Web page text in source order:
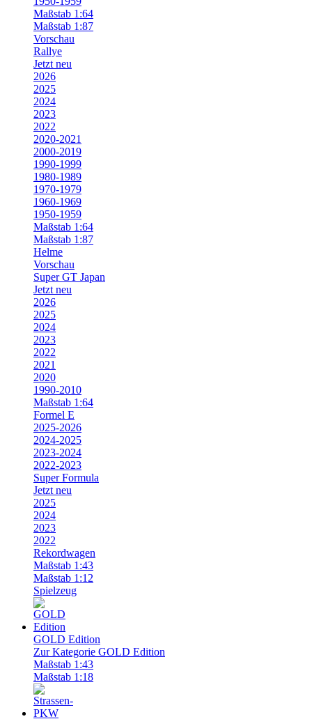
Maßstab 1:64
Maßstab 1:87
Vorschau
Rallye
Jetzt neu
2026
2025
2024
2023
2022
2020-2021
2000-2019
1990-1999
1980-1989
1970-1979
1960-1969
1950-1959
Maßstab 1:64
Maßstab 1:87
Helme
Vorschau
Super GT Japan
Jetzt neu
2026
2025
2024
2023
2022
2021
2020
1990-2010
Maßstab 1:64
Formel E
2025-2026
2024-2025
2023-2024
2022-2023
Super Formula
Jetzt neu
2025
2024
2023
2022
Rekordwagen
Maßstab 1:43
Maßstab 1:12
Spielzeug
GOLD Edition
Zur Kategorie GOLD Edition
Maßstab 1:43
Maßstab 1:18